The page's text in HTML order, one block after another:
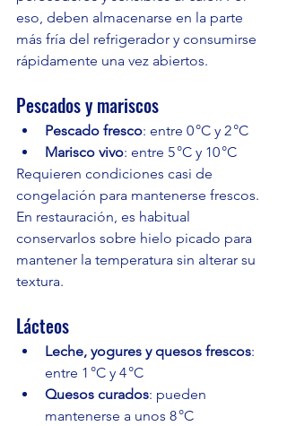
eso, deben almacenarse en la parte
más fría del refrigerador y consumirse
rápidamente una vez abiertos.
Pescados y mariscos
Pescado fresco: entre 0 °C y 2 °C
Marisco vivo: entre 5 °C y 10 °C
Requieren condiciones casi de
congelación para mantenerse frescos.
En restauración, es habitual
conservarlos sobre hielo picado para
mantener la temperatura sin alterar su
textura.
Lácteos
Leche, yogures y quesos frescos:
entre 1 °C y 4 °C
Quesos curados: pueden
mantenerse a unos 8 °C